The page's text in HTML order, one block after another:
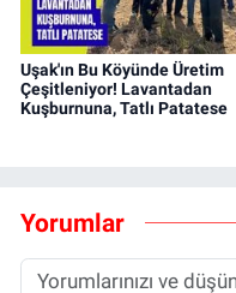
Uşak'ın Bu Köyünde Üretim
Çeşitleniyor! Lavantadan
Kuşburnuna, Tatlı Patatese
Yorumlar